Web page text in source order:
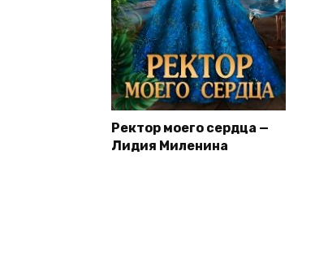
Ректор моего сердца —
Лидия Миленина